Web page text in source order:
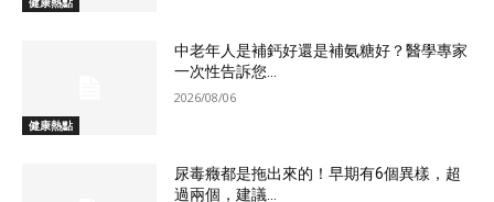
健康熱點
中老年人是補鈣好還是補氨糖好？醫學專家
一次性告訴您...
2026/08/06
尿毒癥都是拖出來的！早期有6個異樣，超
過兩個，建議...